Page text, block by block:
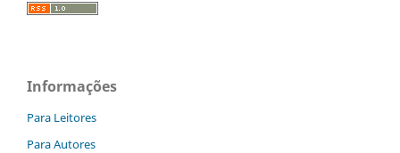
Informações
Para Leitores
Para Autores